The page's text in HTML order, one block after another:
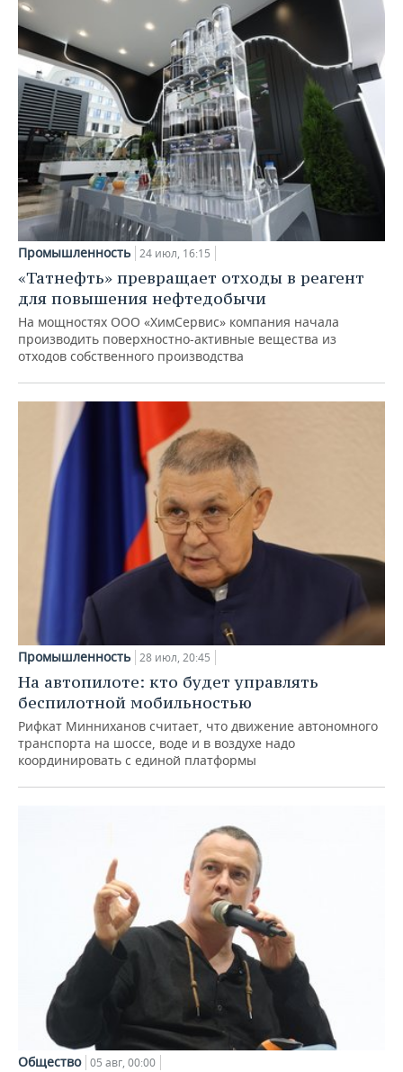
Промышленность 24 июл, 16:15
«Татнефть» превращает отходы в реагент
для повышения нефтедобычи
На мощностях ООО «ХимСервис» компания начала
производить поверхностно-активные вещества из
отходов собственного производства
Промышленность 28 июл, 20:45
На автопилоте: кто будет управлять
беспилотной мобильностью
Рифкат Минниханов считает, что движение автономного
транспорта на шоссе, воде и в воздухе надо
координировать с единой платформы
Общество 05 авг, 00:00